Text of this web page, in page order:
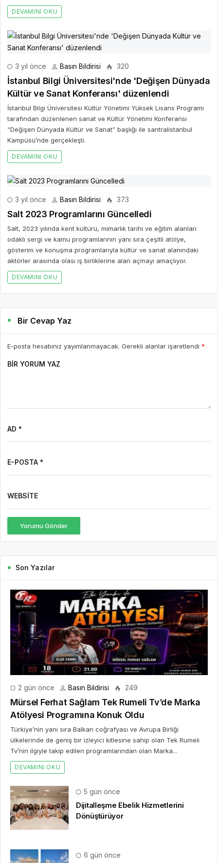
DEVAMINI OKU
3 yıl önce Basın Bildirisi 320
İstanbul Bilgi Üniversitesi'nde 'Değişen Dünyada
Kültür ve Sanat Konferansı' düzenlendi
İstanbul Bilgi Üniversitesi Kültür Yönetimi Yüksek Lisans Programı
tarafından düzenlenen sanat ve Kültür Yönetimi Konferansı
“Değişen Dünyada Kültür ve Sanat” başlığı ile santralistanbul
Kampüsü’nde gerçekleşti.
DEVAMINI OKU
3 yıl önce Basın Bildirisi 373
Salt 2023 Programlarını Güncelledi
Salt, 2023 yılında kent kültürü, mimarlık tarihi ve eğitim alanları
odaklı sergi ve kamu programlarının yanı sıra çeşitli atölye,
gösterim ve konuşma programlarıyla kültür ve sanat alanındaki
aktörler arasında olası iş birliklerine alan açmayı amaçlıyor.
DEVAMINI OKU
Bir Cevap Yaz
E-posta hesabınız yayımlanmayacak. Gerekli alanlar işaretlendi *
BIR YORUM YAZ
AD *
E-POSTA *
WEBSITE
Yorumu Gönder
Son Yazılar
2 gün önce Basın Bildirisi 249
Mürsel Ferhat Sağlam Tek Rumeli Tv’de Marka
Atölyesi Programına Konuk Oldu
Türkiye’nin yanı sıra Balkan coğrafyası ve Avrupa Birliği
ülkelerinde de geniş bir izleyici kitlesine sahip olan Tek Rumeli
Tv’nin ilgiyle takip edilen programlarından olan Marka...
DEVAMINI OKU
5 gün önce
Dijitalleşme Ebelik Hizmetlerini
Dönüştürüyor
6 gün önce